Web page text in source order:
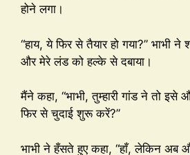
होने लगा।
“हाय, ये फिर से तैयार हो गया?” भाभी ने
और मेरे लंड को हल्के से दबाया।
मैंने कहा, “भाभी, तुम्हारी गांड ने तो
फिर से चुदाई शुरू करें?”
भाभी ने हँसते हुए कहा, “हाँ, लेकिन अब